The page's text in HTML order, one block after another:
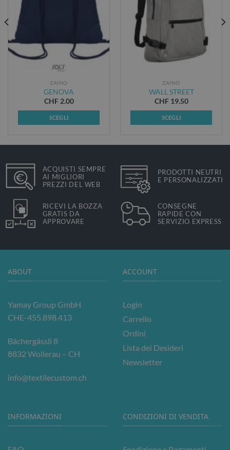
ZAINO
GENOVA
CHF2.00
SCEGLI
varianti.
Le
possono
essere
scelte
pagina
ZAINO
WALL STREET
CHF19.50
SCEGLI
varianti.
Le
possono
essere
scelte
pagina
ACQUISTI SEMPRE
AI MIGLIORI
PREZZI DEL WEB
PRODOTTI NEUTRI
E PERSONALIZZATI
RICEVI LA BOZZA
GRATIS DA
APPROVARE
CONSEGNE
RAPIDE CON
SERVIZIO EXPRESS
ABOUT
Yamay Group GmbH
CHE-455.898.413
Bächergässli 8
8832 Wollerau – CH
info@textilecustom.ch
ACCOUNT
Login
Carrello
Ordini
Lista dei Desideri
Newsletter
INFORMAZIONI CONDIZIONI DI VENDITA